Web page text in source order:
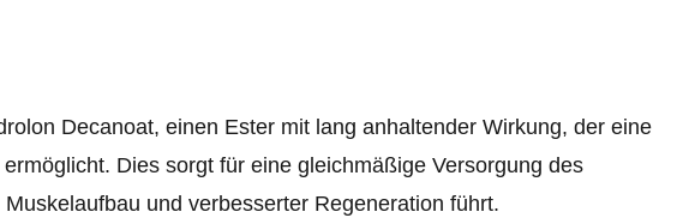
Decanoat, einen Ester mit lang anhaltender Wirkung, der eine
Dies sorgt für eine gleichmäßige Versorgung des
und verbesserter Regeneration führt.